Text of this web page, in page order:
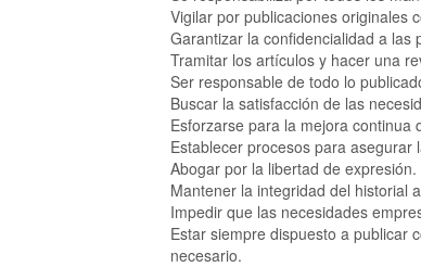
Vigilar por publicaciones originales
Garantizar la confidencialidad a las
Tramitar los artículos y hacer una
Ser responsable de todo lo
Buscar la satisfacción de las
Esforzarse para la mejora continua
Establecer procesos para
Abogar por la libertad de expresión.
Mantener la integridad del historial
Impedir que las necesidades
Estar siempre dispuesto a publicar
necesario.